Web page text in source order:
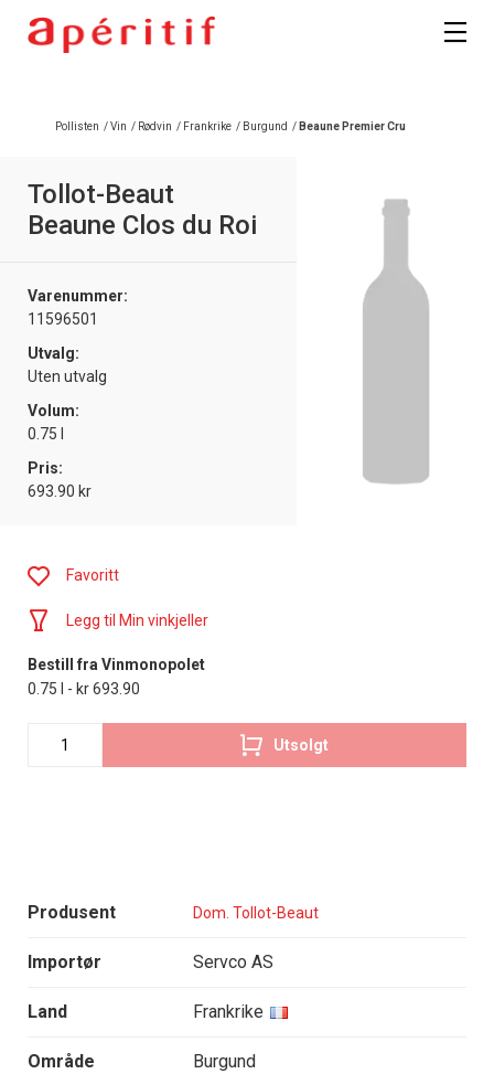
Pollisten /Vin / Rødvin / Frankrike / Burgund / Beaune Premier Cru
Tollot-Beaut
Beaune Clos du Roi
Varenummer:
11596501
Utvalg:
Uten utvalg
Volum:
0.75 l
Pris:
693.90 kr
Produsent Dom. Tollot-Beaut
Importør Servco AS
Land Frankrike
Område Burgund
Favoritt
Legg til Min vinkjeller
Bestill fra Vinmonopolet
0.75 l - kr 693.90
Utsolgt